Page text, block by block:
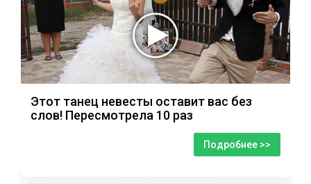
Этот танец невесты оставит вас без
слов! Пересмотрела 10 раз
Подробнее >>